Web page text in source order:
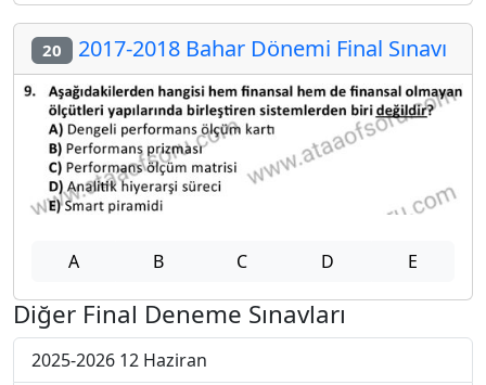
20 2017-2018 Bahar Dönemi Final Sınavı
A B C D E
Diğer Final Deneme Sınavları
2025-2026 12 Haziran